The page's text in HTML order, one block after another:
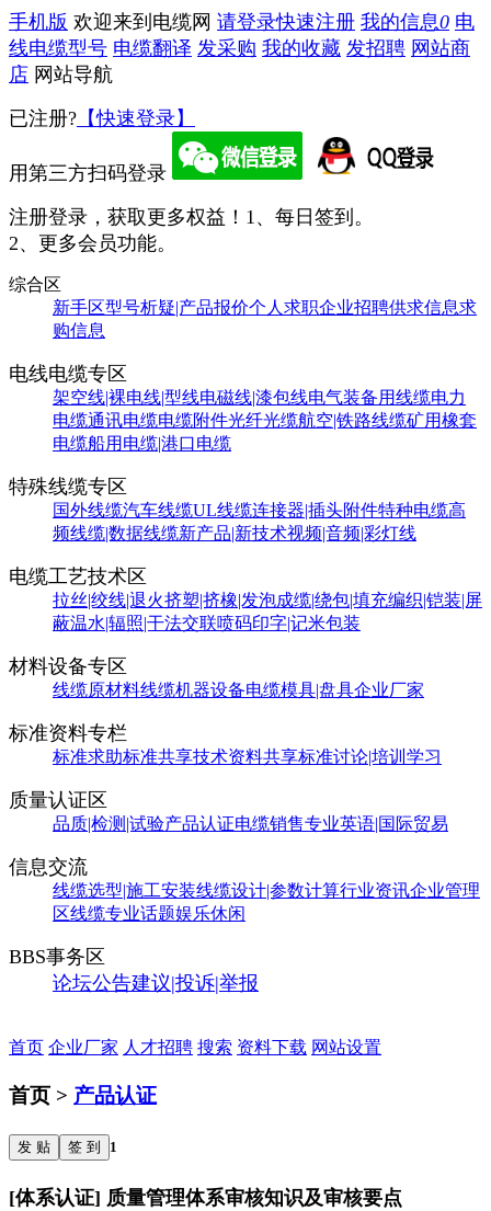
手机版 欢迎来到电缆网 请登录快速注册 我的信息0 电
线电缆型号 电缆翻译 发采购 我的收藏 发招聘 网站商
店 网站导航
已注册? 【快速登录】
用第三方扫码登录
注册登录，获取更多权益！ 1、每日签到。
2、更多会员功能。
综合区
新手区型号析疑|产品报价个人求职企业招聘供求信息求
购信息
电线电缆专区
架空线|裸电线|型线电磁线|漆包线电气装备用线缆电力
电缆通讯电缆电缆附件光纤光缆航空|铁路线缆矿用橡套
电缆船用电缆|港口电缆
特殊线缆专区
国外线缆汽车线缆UL线缆连接器|插头附件特种电缆高
频线缆|数据线缆新产品|新技术视频|音频|彩灯线
电缆工艺技术区
拉丝|绞线|退火挤塑|挤橡|发泡成缆|绕包|填充编织|铠装|屏
蔽温水|辐照|干法交联喷码印字|记米包装
材料设备专区
线缆原材料线缆机器设备电缆模具|盘具企业厂家
标准资料专栏
标准求助标准共享技术资料共享标准讨论|培训学习
质量认证区
品质|检测|试验产品认证电缆销售专业英语|国际贸易
信息交流
线缆选型|施工安装线缆设计|参数计算行业资讯企业管理
区线缆专业话题娱乐休闲
BBS事务区
论坛公告建议|投诉|举报
首页 企业厂家 人才招聘 搜索 资料下载 网站设置
首页 > 产品认证
发 贴 签 到 1
[体系认证] 质量管理体系审核知识及审核要点